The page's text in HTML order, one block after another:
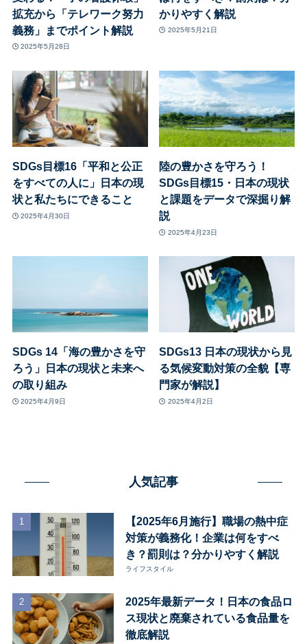
拡充から「テレワーク努力
義務」までポイント解説
2025年5月28日
かりやすく解説
2025年5月21日
SDGs目標16「平和と公正
をすべての人に」日本の現
状と私たちにできること
2025年4月30日
陸の豊かさを守ろう！
SDGs目標15・日本の現状
と課題をデータで深掘り解
説
2025年4月23日
SDGs 14「海の豊かさを守
ろう」日本の現状と未来へ
の取り組み
2025年4月9日
SDGs13 日本の現状から見
る気候変動対策の全貌【専
門家が解説】
2025年4月2日
人気記事
【2025年6月施行】職場の熱中症
対策が義務化！企業は何をすべ
き？罰則は？分かりやすく解説
ライフスタイル
2025年最新データ！日本の食品ロ
ス現状と廃棄されている食品量を
徹底解説